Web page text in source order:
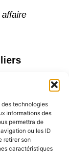
des technologies
informations des
permettra de
ou les ID
retirer son
caractéristiques
affaire